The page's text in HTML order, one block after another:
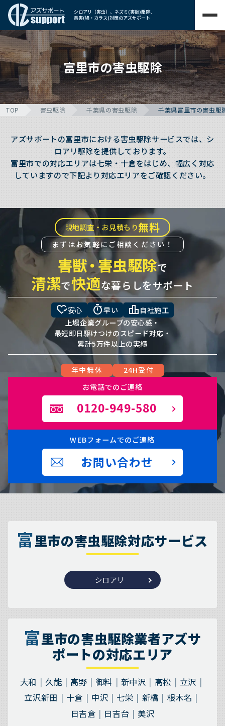
シロアリ（害虫）、ネズミ(害獣)駆除、
鳥害(鳩・カラス)対策のアズサポート
富里市の害虫駆除
TOP 害虫駆除 千葉県の害虫駆除 千葉県富里市の害虫駆
アズサポートの富里市における害虫駆除サービスでは、シ
ロアリ駆除を提供しております。
富里市での対応エリアは七栄・十倉をはじめ、幅広く対応
していますので下記より対応エリアをご確認ください。
現地調査・お見積もり無料
まずはお気軽にご相談ください！
害獣・害虫駆除で
清潔で快適な暮らしをサポート
heart_check安心 timer早い leaderboard 自社施工
上場企業グループの安心感・
最短即日駆けつけのスピード対応・
累計5万件以上の実績
年中無休
24H受付
お電話でのご連絡
0120-949-580
WEBフォームでのご連絡
お問い合わせ
富里市の害虫駆除対応サービス
シロアリ
富里市の害虫駆除業者アズサ
ポートの対応エリア
大和 久能 高野 御料 新中沢 高松
立沢
立沢新田
十倉 中沢 七栄 新橋
根木名
日吉倉
日吉台 美沢